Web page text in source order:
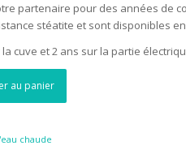
partenaire pour des années de
stéatite et sont disponibles
cuve et 2 ans sur la partie
au panier
chaude